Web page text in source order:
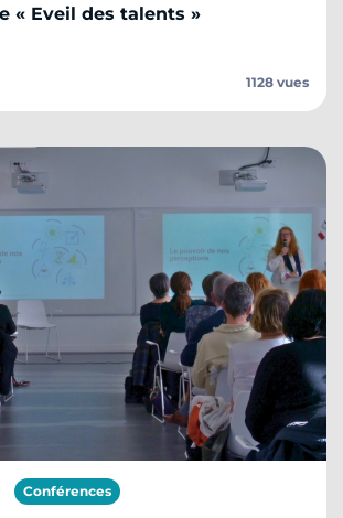
« Eveil des talents »
1128 vues
Conférences